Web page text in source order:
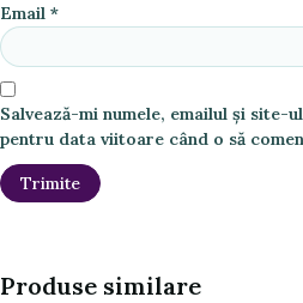
Email *
Salvează-mi numele, emailul și site-
pentru data viitoare când o să
Produse similare